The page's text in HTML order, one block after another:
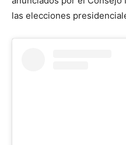
las elecciones